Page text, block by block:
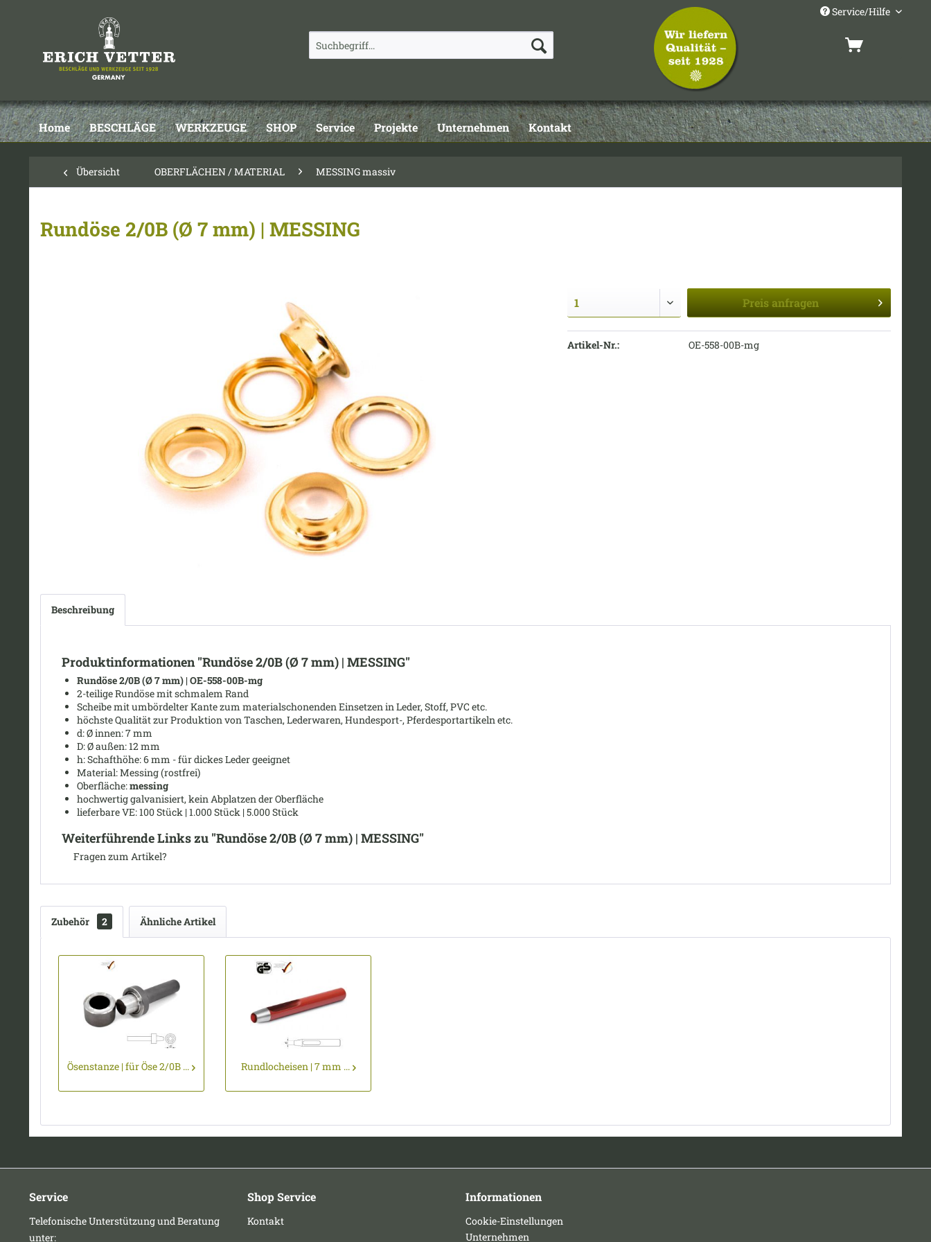
Service/Hilfe
Home BESCHLÄGE WERKZEUGE SHOP Service Projekte Unternehmen Kontakt
Übersicht OBERFLÄCHEN / MATERIAL MESSING massiv
Rundöse 2/0B (Ø 7 mm) | MESSING
Preis anfragen
Artikel-Nr.: OE-558-00B-mg
Beschreibung
Produktinformationen "Rundöse 2/0B (Ø 7 mm) | MESSING"
Rundöse 2/0B (Ø7 mm) | OE-558-00B-mg
2-teilige Rundöse mit schmalem Rand
Scheibe mit umbördelter Kante zum materialschonenden Einsetzen in Leder, Stoff, PVC etc.
höchste Qualität zur Produktion von Taschen, Lederwaren, Hundesport-, Pferdesportartikeln etc.
d: Øinnen: 7 mm
D: Øaußen: 12 mm
h: Schafthöhe: 6 mm - für dickes Leder geeignet
Material: Messing (rostfrei)
Oberfläche:messing
hochwertig galvanisiert, kein Abplatzen der Oberfläche
lieferbare VE: 100 Stück | 1.000 Stück | 5.000 Stück
Weiterführende Links zu "Rundöse 2/0B (Ø 7 mm) | MESSING"
Fragen zum Artikel?
Zubehör 2 Ähnliche Artikel
Ösenstanze | für Öse 2/0B ... Rundlocheisen | 7 mm ...
Service
Telefonische Unterstützung und Beratung
unter:
Shop Service
Kontakt
Informationen
Cookie-Einstellungen
Unternehmen